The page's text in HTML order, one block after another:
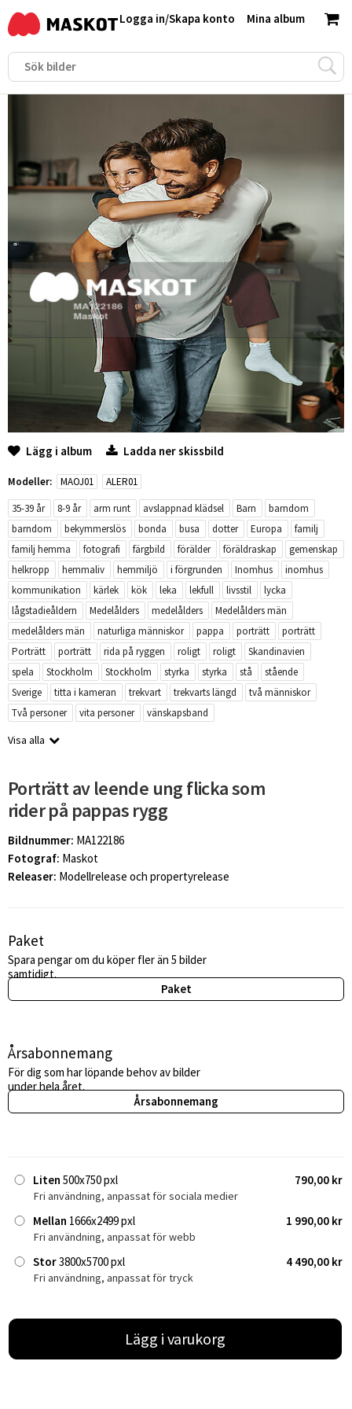
Mina album
Logga in/Skapa konto
Lägg i album Ladda ner skissbild
Modeller: MAOJ01
ALER01
35-39 år
8-9 år arm runt avslappnad klädsel Barn
barndom
barndom
bekymmerslös bonda busa dotter Europa
familj
familj hemma
fotografi färgbild förälder föräldraskap
gemenskap
helkropp
hemmaliv hemmiljö i förgrunden Inomhus
inomhus
kommunikation
kärlek kök leka lekfull livsstil
lycka
lågstadieåldern
Medelålders medelålders
Medelålders män
medelålders män
naturliga människor pappa porträtt
porträtt
Porträtt
porträtt rida på ryggen roligt roligt
Skandinavien
spela
Stockholm Stockholm styrka styrka stå
stående
Sverige
titta i kameran trekvart trekvarts längd
två människor
Två personer
vita personer vänskapsband
Visa alla
Porträtt av leende ung flicka som
rider på pappas rygg
Bildnummer: MA122186
Fotograf: Maskot
Releaser: Modellrelease och propertyrelease
Paket
Spara pengar om du köper fler än 5 bilder
samtidigt.
Paket
Årsabonnemang
För dig som har löpande behov av bilder
under hela året.
Årsabonnemang
Liten 500x750 pxl 790,00 kr
Fri användning, anpassat för sociala medier
Mellan 1666x2499 pxl 1 990,00 kr
Fri användning, anpassat för webb
Stor3800x5700 pxl 4 490,00 kr
Fri användning, anpassat för tryck
Lägg i varukorg